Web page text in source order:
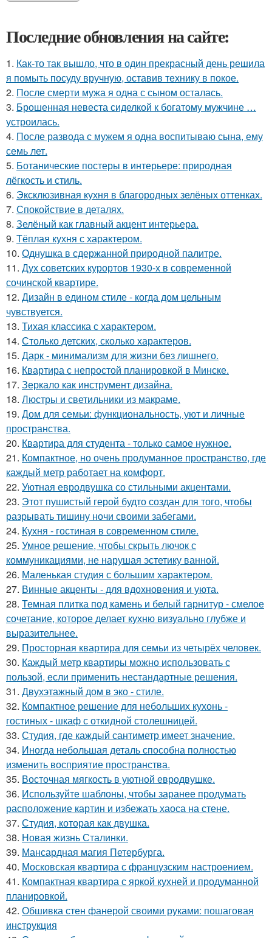
Последние обновления на сайте:
1. Как-то так вышло, что в один прекрасный день решила
я помыть посуду вручную, оставив технику в покое.
2. После смерти мужа я одна с сыном осталась.
3. Брошенная невеста сиделкой к богатому мужчине …
устроилась.
4. После развода с мужем я одна воспитываю сына, ему
семь лет.
5. Ботанические постеры в интерьере: природная
лёгкость и стиль.
6. Эксклюзивная кухня в благородных зелёных оттенках.
7. Спокойствие в деталях.
8. Зелёный как главный акцент интерьера.
9. Тёплая кухня с характером.
10. Однушка в сдержанной природной палитре.
11. Дух советских курортов 1930-х в современной
сочинской квартире.
12. Дизайн в едином стиле - когда дом цельным
чувствуется.
13. Тихая классика с характером.
14. Столько детских, сколько характеров.
15. Дарк - минимализм для жизни без лишнего.
16. Квартира с непростой планировкой в Минске.
17. Зеркало как инструмент дизайна.
18. Люстры и светильники из макраме.
19. Дом для семьи: функциональность, уют и личные
пространства.
20. Квартира для студента - только самое нужное.
21. Компактное, но очень продуманное пространство, где
каждый метр работает на комфорт.
22. Уютная евродвушка со стильными акцентами.
23. Этот пушистый герой будто создан для того, чтобы
разрывать тишину ночи своими забегами.
24. Кухня - гостиная в современном стиле.
25. Умное решение, чтобы скрыть лючок с
коммуникациями, не нарушая эстетику ванной.
26. Маленькая студия с большим характером.
27. Винные акценты - для вдохновения и уюта.
28. Темная плитка под камень и белый гарнитур - смелое
сочетание, которое делает кухню визуально глубже и
выразительнее.
29. Просторная квартира для семьи из четырёх человек.
30. Каждый метр квартиры можно использовать с
пользой, если применить нестандартные решения.
31. Двухэтажный дом в эко - стиле.
32. Компактное решение для небольших кухонь -
гостиных - шкаф с откидной столешницей.
33. Студия, где каждый сантиметр имеет значение.
34. Иногда небольшая деталь способна полностью
изменить восприятие пространства.
35. Восточная мягкость в уютной евродвушке.
36. Используйте шаблоны, чтобы заранее продумать
расположение картин и избежать хаоса на стене.
37. Студия, которая как двушка.
38. Новая жизнь Сталинки.
39. Мансардная магия Петербурга.
40. Московская квартира с французским настроением.
41. Компактная квартира с яркой кухней и продуманной
планировкой.
42. Обшивка стен фанерой своими руками: пошаговая
инструкция